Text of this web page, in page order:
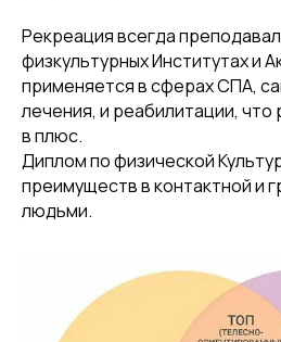
Рекреация всегда
физкультурных Институтах и
применяется в сферах СПА,
лечения, и реабилитации, что
в плюс.
Диплом по физической
преимуществ в контактной и
людьми.